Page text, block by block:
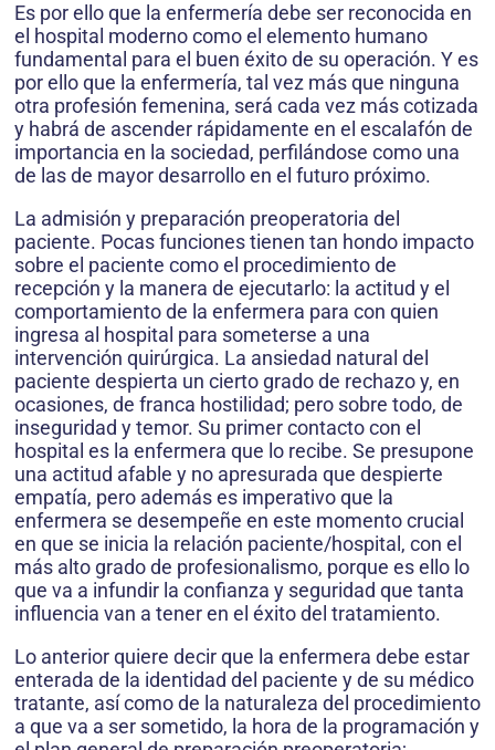
Es por ello que la enfermería debe ser reconocida en
el hospital moderno como el elemento humano
fundamental para el buen éxito de su operación. Y es
por ello que la enfermería, tal vez más que ninguna
otra profesión femenina, será cada vez más cotizada
y habrá de ascender rápidamente en el escalafón de
importancia en la sociedad, perfilándose como una
de las de mayor desarrollo en el futuro próximo.
La admisión y preparación preoperatoria del
paciente. Pocas funciones tienen tan hondo impacto
sobre el paciente como el procedimiento de
recepción y la manera de ejecutarlo: la actitud y el
comportamiento de la enfermera para con quien
ingresa al hospital para someterse a una
intervención quirúrgica. La ansiedad natural del
paciente despierta un cierto grado de rechazo y, en
ocasiones, de franca hostilidad; pero sobre todo, de
inseguridad y temor. Su primer contacto con el
hospital es la enfermera que lo recibe. Se presupone
una actitud afable y no apresurada que despierte
empatía, pero además es imperativo que la
enfermera se desempeñe en este momento crucial
en que se inicia la relación paciente/hospital, con el
más alto grado de profesionalismo, porque es ello lo
que va a infundir la confianza y seguridad que tanta
influencia van a tener en el éxito del tratamiento.
Lo anterior quiere decir que la enfermera debe estar
enterada de la identidad del paciente y de su médico
tratante, así como de la naturaleza del procedimiento
a que va a ser sometido, la hora de la programación y